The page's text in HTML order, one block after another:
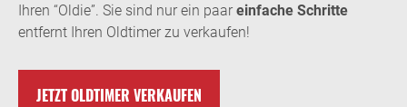
Ihren “Oldie”. Sie sind nur ein paar einfache Schritte
entfernt Ihren Oldtimer zu verkaufen!
JETZT OLDTIMER VERKAUFEN